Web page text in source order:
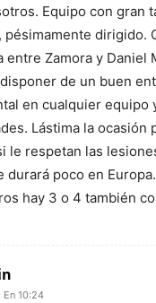
Equipo con gran
pésimamente dirigido.
entre Zamora y Daniel
de un buen
en cualquier equipo
Lástima la ocasión
le respetan las
durará poco en
hay 3 o 4 también
10:24